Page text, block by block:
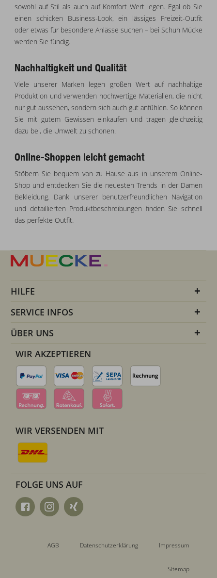
sowohl auf Stil als auch auf Komfort Wert legen. Egal ob Sie
einen schicken Business-Look, ein lässiges Freizeit-Outfit
oder etwas für besondere Anlässe suchen – bei Schuh Mücke
werden Sie fündig.
Nachhaltigkeit und Qualität
Viele unserer Marken legen großen Wert auf nachhaltige
Produktion und verwenden hochwertige Materialien, die nicht
nur gut aussehen, sondern sich auch gut anfühlen. So können
Sie mit gutem Gewissen einkaufen und tragen gleichzeitig
dazu bei, die Umwelt zu schonen.
Online-Shoppen leicht gemacht
Stöbern Sie bequem von zu Hause aus in unserem Online-
Shop und entdecken Sie die neuesten Trends in der Damen
Bekleidung. Dank unserer benutzerfreundlichen Navigation
und detaillierten Produktbeschreibungen finden Sie schnell
das perfekte Outfit.
HILFE
SERVICE INFOS
ÜBER UNS
WIR AKZEPTIEREN
WIR VERSENDEN MIT
FOLGE UNS AUF
AGB Datenschutzerklärung Impressum
Sitemap